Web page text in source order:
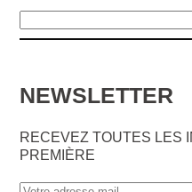
NEWSLETTER
RECEVEZ TOUTES LES
PREMIÈRE